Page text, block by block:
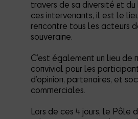
travers de sa diversité et du
ces intervenants, il est le
rencontre tous les acteurs
souveraine.
C’est également un lieu de
convivial pour les
d’opinion, partenaires, et
commerciales.
Lors de ces 4 jours, le Pôle